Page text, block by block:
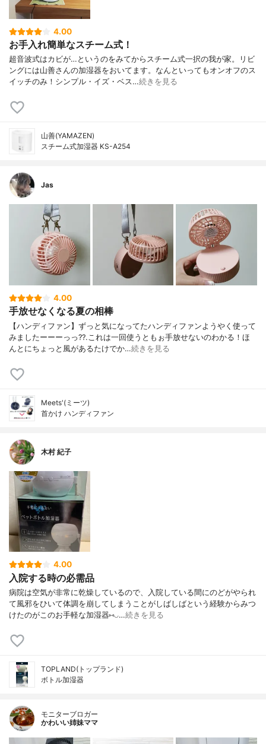
4.00
お手入れ簡単なスチーム式！
超音波式はカビが…というのをみてからスチーム式一択の我が家。リビ
ングには山善さんの加湿器をおいてます。なんといってもオンオフのス
イッチのみ！シンプル・イズ・ベス…続きを見る
山善(YAMAZEN)
スチーム式加湿器 KS-A254
Jas
4.00
手放せなくなる夏の相棒
【ハンディファン】ずっと気になってたハンディファンようやく使って
みましたーーーっっ??.これは一回使うともぉ手放せないのわかる！ほ
んとにちょっと風があるたけでか…続きを見る
Meets'(ミーツ)
首かけ ハンディファン
木村 紀子
4.00
入院する時の必需品
病院は空気が非常に乾燥しているので、入院している間にのどがやられ
て風邪をひいて体調を崩してしまうことがしばしばという経験からみつ
けたのがこのお手軽な加湿器⑅︎◡…続きを見る
TOPLAND(トップランド)
ボトル加湿器
モニターブロガー
かわいい姉妹ママ